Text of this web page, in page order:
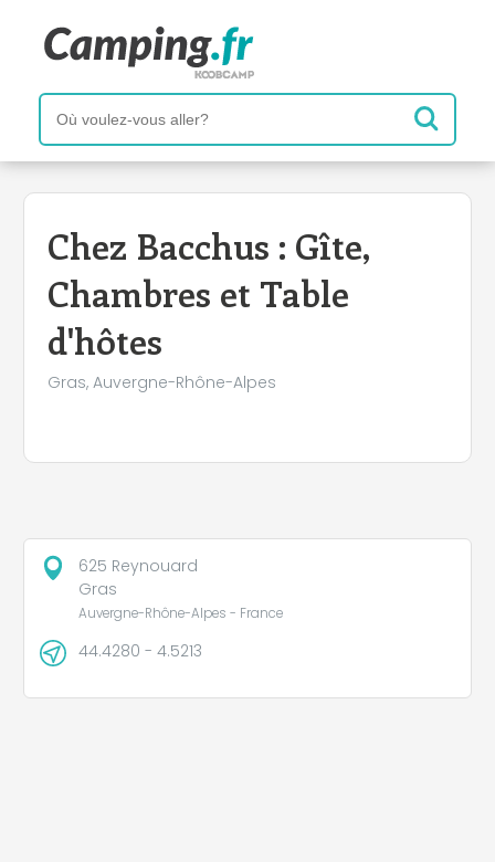
Chez Bacchus : Gîte,
Chambres et Table
d'hôtes
Gras, Auvergne-Rhône-Alpes
+
625 Reynouard
Gras
Auvergne-Rhône-Alpes - France
44.4280 - 4.5213